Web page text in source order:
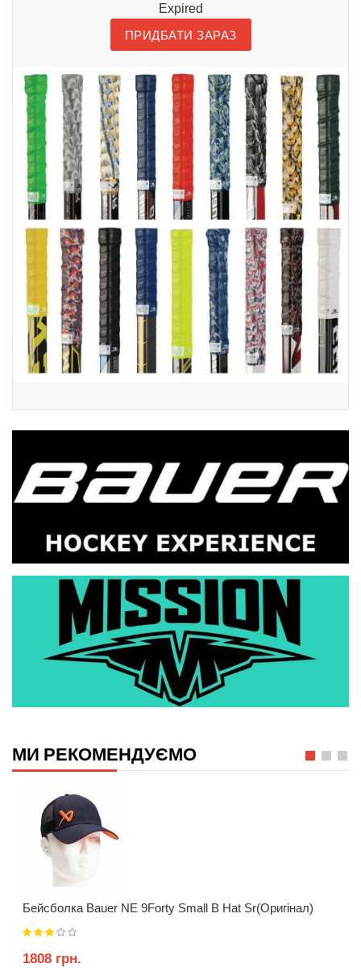
Expired
ПРИДБАТИ ЗАРАЗ
МИ РЕКОМЕНДУЄМО
Бейсболка Bauer NE 9Forty Small B Hat Sr(Оригінал)
1808 грн.